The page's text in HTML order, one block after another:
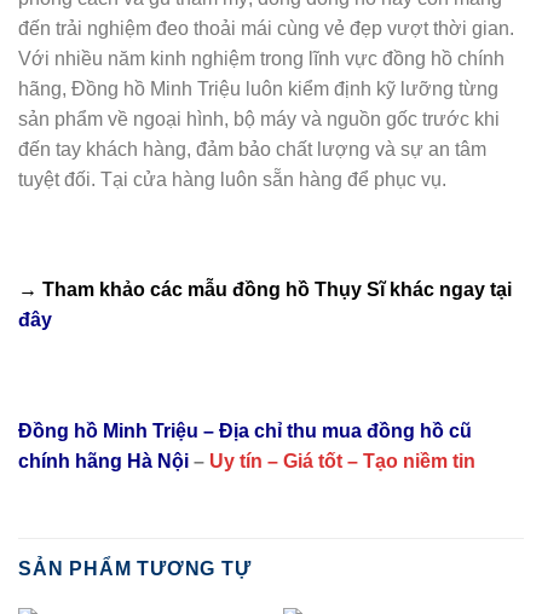
đến trải nghiệm đeo thoải mái cùng vẻ đẹp vượt thời gian.
Với nhiều năm kinh nghiệm trong lĩnh vực đồng hồ chính
hãng, Đồng hồ Minh Triệu luôn kiểm định kỹ lưỡng từng
sản phẩm về ngoại hình, bộ máy và nguồn gốc trước khi
đến tay khách hàng, đảm bảo chất lượng và sự an tâm
tuyệt đối. Tại cửa hàng luôn sẵn hàng để phục vụ.
→ Tham khảo các mẫu đồng hồ Thụy Sĩkhác ngay tại
đây
Đồng hồ Minh Triệu – Địa chỉ thu mua đồng hồ cũ
chính hãng Hà Nội – Uy tín – Giá tốt – Tạo niềm tin
SẢN PHẨM TƯƠNG TỰ